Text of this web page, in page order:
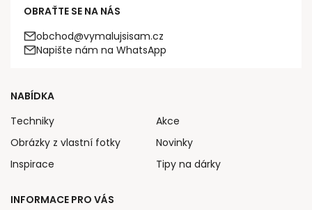
OBRAŤTE SE NA NÁS
obchod@vymalujsisam.cz
Napište nám na WhatsApp
NABÍDKA
Techniky
Obrázky z vlastní fotky
Inspirace
Akce
Novinky
Tipy na dárky
INFORMACE PRO VÁS